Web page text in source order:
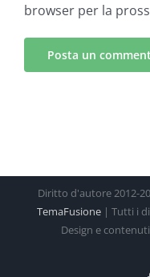
browser per la
Diritto d'autore 2012-
TemaFusione | Tutti i
Design e